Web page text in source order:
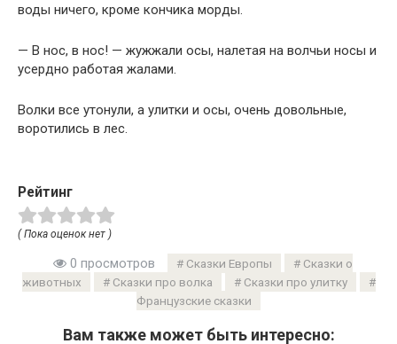
воды ничего, кроме кончика морды.
— В нос, в нос! — жужжали осы, налетая на волчьи носы и
усердно работая жалами.
Волки все утонули, а улитки и осы, очень довольные,
воротились в лес.
Рейтинг
( Пока оценок нет )
0 просмотров Сказки Европы
Сказки о
животных
Сказки про волка
Сказки про улитку
Французские сказки
Вам также может быть интересно: